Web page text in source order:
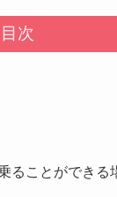
目次
ることができる